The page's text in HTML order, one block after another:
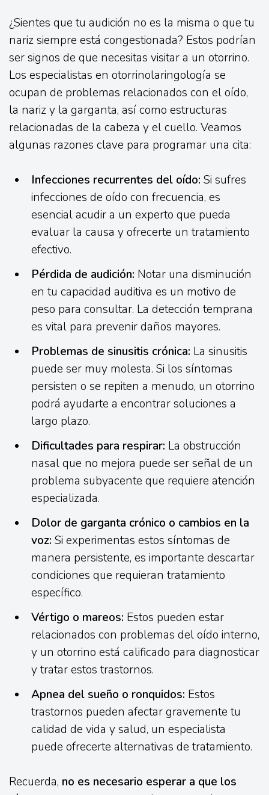
¿Sientes que tu audición no es la misma o que tu
nariz siempre está congestionada? Estos podrían
ser signos de que necesitas visitar a un otorrino.
Los especialistas en otorrinolaringología se
ocupan de problemas relacionados con el oído,
la nariz y la garganta, así como estructuras
relacionadas de la cabeza y el cuello. Veamos
algunas razones clave para programar una cita:
Infecciones recurrentes del oído: Si sufres
infecciones de oído con frecuencia, es
esencial acudir a un experto que pueda
evaluar la causa y ofrecerte un tratamiento
efectivo.
Pérdida de audición: Notar una disminución
en tu capacidad auditiva es un motivo de
peso para consultar. La detección temprana
es vital para prevenir daños mayores.
Problemas de sinusitis crónica: La sinusitis
puede ser muy molesta. Si los síntomas
persisten o se repiten a menudo, un otorrino
podrá ayudarte a encontrar soluciones a
largo plazo.
Dificultades para respirar: La obstrucción
nasal que no mejora puede ser señal de un
problema subyacente que requiere atención
especializada.
Dolor de garganta crónico o cambios en la
voz: Si experimentas estos síntomas de
manera persistente, es importante descartar
condiciones que requieran tratamiento
específico.
Vértigo o mareos: Estos pueden estar
relacionados con problemas del oído interno,
y un otorrino está calificado para diagnosticar
y tratar estos trastornos.
Apnea del sueño o ronquidos: Estos
trastornos pueden afectar gravemente tu
calidad de vida y salud, un especialista
puede ofrecerte alternativas de tratamiento.
Recuerda, no es necesario esperar a que los